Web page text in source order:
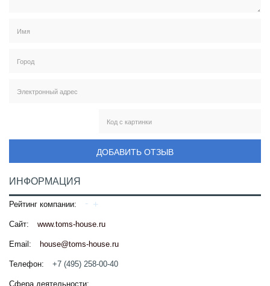
ДОБАВИТЬ ОТЗЫВ
ИНФОРМАЦИЯ
Рейтинг компании:
Сайт: www.toms-house.ru
Email: house@toms-house.ru
Телефон: +7 (495) 258-00-40
Сфера деятельности: